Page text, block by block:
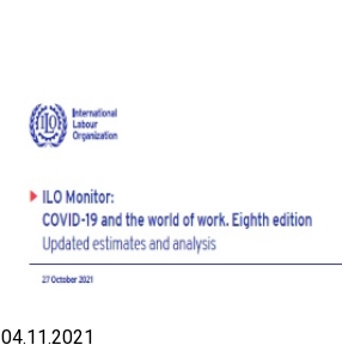
04.11.2021